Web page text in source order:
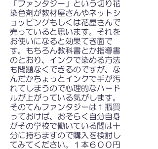
「ファンタジー」という切り花
染色剤が教材屋さんやネットシ
ョッピングもしくは花屋さんで
売っていると思います。それを
お使いになると効果てき面で
す。もちろん教科書とか指導書
のとおり、インクで染める方法
も問題なくできるのですが、な
んだかちょっとインクで手が汚
れてしまうので心理的なハード
ルが上がっている気がします。
そのてんファンタジーは１瓶買
っておけば、おそらく自分自身
がその学校で働いている間は十
分に持ちますので購入を検討し
てみてください。１本６００円